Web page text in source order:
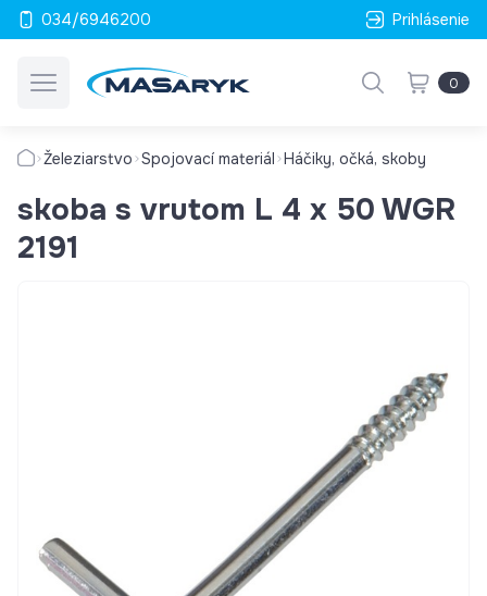
034/6946200 Prihlásenie
0
Železiarstvo Spojovací materiál Háčiky, očká, skoby
skoba s vrutom L 4 x 50 WGR
2191